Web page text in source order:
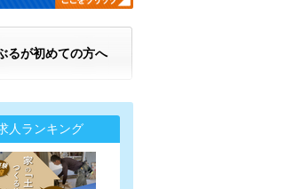
るが初めての方へ
人ランキング